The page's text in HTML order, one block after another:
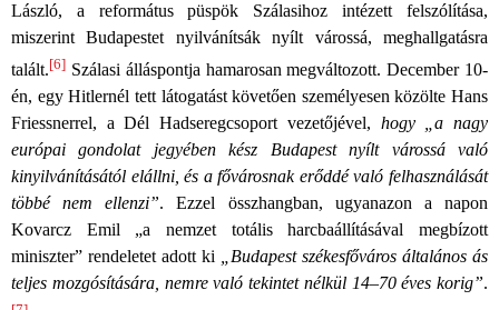
László, a református püspök Szálasihoz intézett felszólítása,
miszerint Budapestet nyilvánítsák nyílt várossá, meghallgatásra
talált.[6] Szálasi álláspontja hamarosan megváltozott. December 10-
én, egy Hitlernél tett látogatást követően személyesen közölte Hans
Friessnerrel, a Dél Hadseregcsoport vezetőjével, hogy „a nagy
európai gondolat jegyében kész Budapest nyílt várossá való
kinyilvánításától elállni, és a fővárosnak erőddé való felhasználását
többé nem ellenzi”. Ezzel összhangban, ugyanazon a napon
Kovarcz Emil „a nemzet totális harcbaállításával megbízott
miniszter” rendeletet adott ki
„Budapest székesfőváros általános ás
teljes mozgósítására, nemre való tekintet nélkül 14–70 éves korig”.